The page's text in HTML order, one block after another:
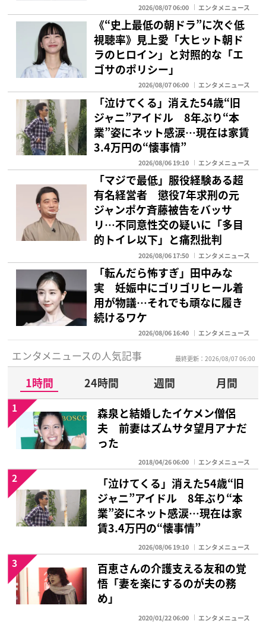
2026/08/07 06:00 エンタメニュース
《“史上最低の朝ドラ”に次ぐ低
視聴率》見上愛「大ヒット朝ド
ラのヒロイン」と対照的な「エ
ゴサのポリシー」
2026/08/07 06:00 エンタメニュース
「泣けてくる」消えた54歳“旧
ジャニ”アイドル 8年ぶり“本
業”姿にネット感涙…現在は家賃
3.4万円の“懐事情”
2026/08/06 19:10 エンタメニュース
「マジで最低」服役経験ある超
有名経営者 懲役7年求刑の元
ジャンポケ斉藤被告をバッサ
リ…不同意性交の疑いに「多目
的トイレ以下」と痛烈批判
2026/08/06 17:50 エンタメニュース
「転んだら怖すぎ」田中みな
実 妊娠中にゴリゴリヒール着
用が物議…それでも頑なに履き
続けるワケ
2026/08/06 16:40 エンタメニュース
エンタメニュースの人気記事 最終更新：2026/08/07 06:00
1時間 24時間 週間
月間
森泉と結婚したイケメン僧侶
夫 前妻はズムサタ望月アナだ
った
2018/04/26 06:00 エンタメニュース
1
「泣けてくる」消えた54歳“旧
ジャニ”アイドル 8年ぶり“本
業”姿にネット感涙…現在は家
賃3.4万円の“懐事情”
2026/08/06 19:10 エンタメニュース
2
百恵さんの介護支える友和の覚
悟「妻を楽にするのが夫の務
め」
2020/01/22 06:00 エンタメニュース
3